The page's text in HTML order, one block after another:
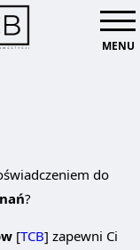
MENU
do
?
[TCB] zapewni Ci